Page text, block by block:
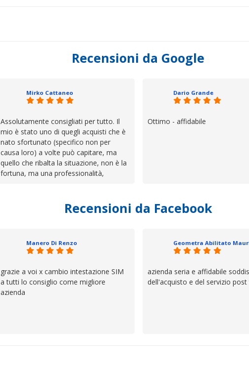
Recensioni da Google
Mirko Cattaneo
Assolutamente consigliati per tutto. Il
mio è stato uno di quegli acquisti che è
nato sfortunato (specifico non per
causa loro) a volte può capitare, ma
quello che ribalta la situazione, non è la
fortuna, ma una professionalità,
cose. Be', io qui è proprio quello che ho
trovato, un atteggiamento che va oltre
se avete bisogno siete in ottime mani.
Dario Grande
Ottimo - affidabile
Recensioni da Facebook
Manero Di Renzo
grazie a voi x cambio intestazione SIM
a tutti lo consiglio come migliore
azienda
azienda seria e affidabile
dell'acquisto e del servizio post